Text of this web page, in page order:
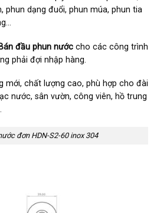
phun dạng đuổi, phun múa, phun tia
Bán đầu phun nướccho các công trình
phải đợi nhập hàng.
mới, chất lượng cao, phù hợp cho đài
nước, sân vườn, công viên, hồ trung
đơn HDN-S2-60 inox 304